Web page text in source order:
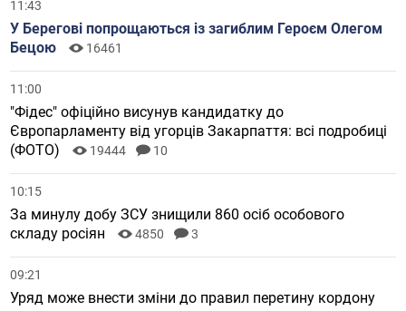
11:43
У Берегові попрощаються із загиблим Героєм Олегом
Бецою
16461
11:00
"Фідес" офіційно висунув кандидатку до
Європарламенту від угорців Закарпаття: всі подробиці
(ФОТО)
19444 10
10:15
За минулу добу ЗСУ знищили 860 осіб особового
складу росіян
4850 3
09:21
Уряд може внести зміни до правил перетину кордону